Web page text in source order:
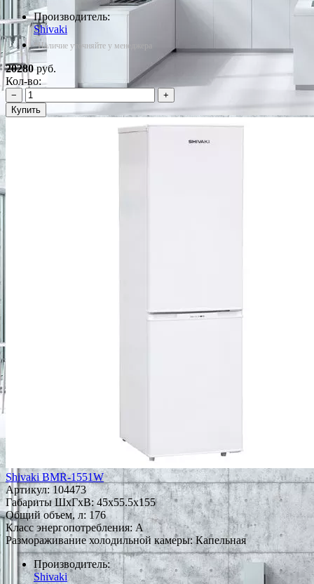
Производитель:
Shivaki
*Наличие уточняйте у менеджера
20280руб.
Кол-во:
−
+
Купить
Shivaki BMR-1551W
Артикул: 104473
Габариты ШxГxВ: 45x55.5x155
Общий объем, л: 176
Класс энергопотребления: A
Размораживание холодильной камеры: Капельная
Производитель:
Shivaki